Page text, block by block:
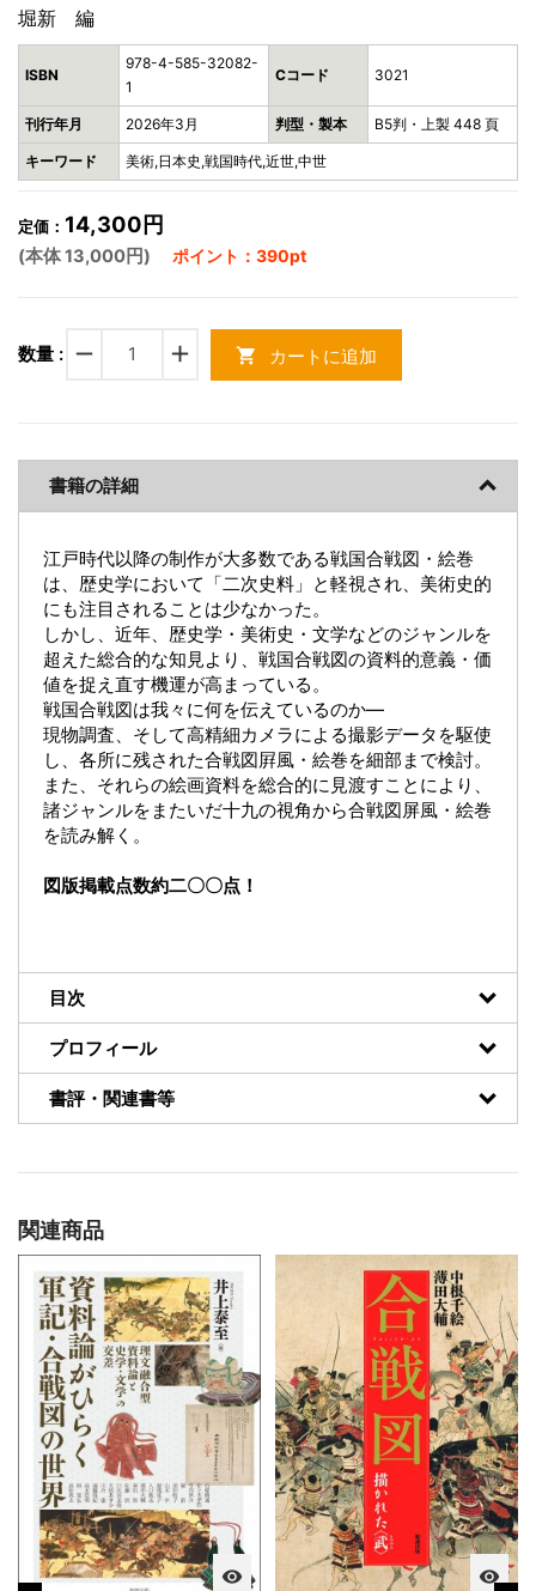
堀新 編
ISBN
978-4-585-32082-
1
Cコード 3021
刊行年月 2026年3月 判型・製本 B5判・上製 448 頁
キーワード 美術,日本史,戦国時代,近世,中世
定価： 14,300円
(本体 13,000円) ポイント：390pt
数量 : remove add shopping_cart カートに追加
書籍の詳細
江戸時代以降の制作が大多数である戦国合戦図・絵巻
は、歴史学において「二次史料」と軽視され、美術史的
にも注目されることは少なかった。
しかし、近年、歴史学・美術史・文学などのジャンルを
超えた総合的な知見より、戦国合戦図の資料的意義・価
値を捉え直す機運が高まっている。
戦国合戦図は我々に何を伝えているのか―
現物調査、そして高精細カメラによる撮影データを駆使
し、各所に残された合戦図屛風・絵巻を細部まで検討。
また、それらの絵画資料を総合的に見渡すことにより、
諸ジャンルをまたいだ十九の視角から合戦図屏風・絵巻
を読み解く。
図版掲載点数約二〇〇点！
目次
プロフィール
書評・関連書等
関連商品
visibility visibility